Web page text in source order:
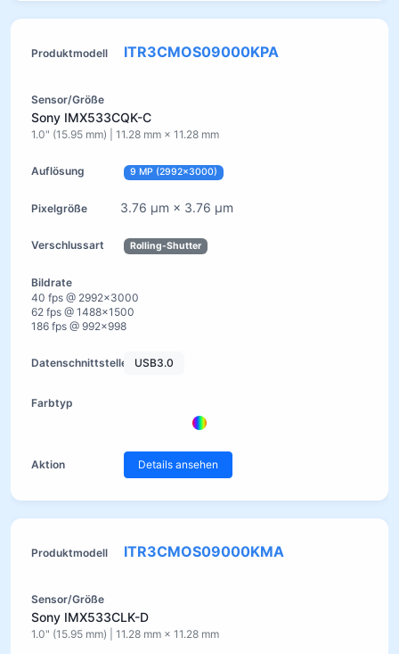
ITR3CMOS09000KPA
Sony IMX533CQK-C
1.0" (15.95 mm) | 11.28 mm × 11.28 mm
9 MP (2992×3000)
3.76 µm × 3.76 µm
Rolling-Shutter
40 fps @ 2992×3000
62 fps @ 1488×1500
186 fps @ 992×998
USB3.0
Details ansehen
ITR3CMOS09000KMA
Sony IMX533CLK-D
1.0" (15.95 mm) | 11.28 mm × 11.28 mm